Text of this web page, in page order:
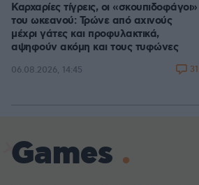
Καρχαρίες τίγρεις, οι «σκουπιδοφάγοι»
του ωκεανού: Τρώνε από αχινούς
μέχρι γάτες και προφυλακτικά,
αψηφούν ακόμη και τους τυφώνες
06.08.2026, 14:45 31
Games